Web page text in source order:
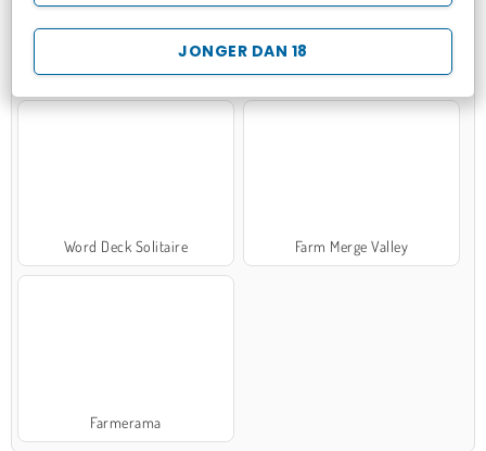
JONGER DAN 18
Zen Solitaire Marble Sort
Word Deck Solitaire Farm Merge Valley
Farmerama